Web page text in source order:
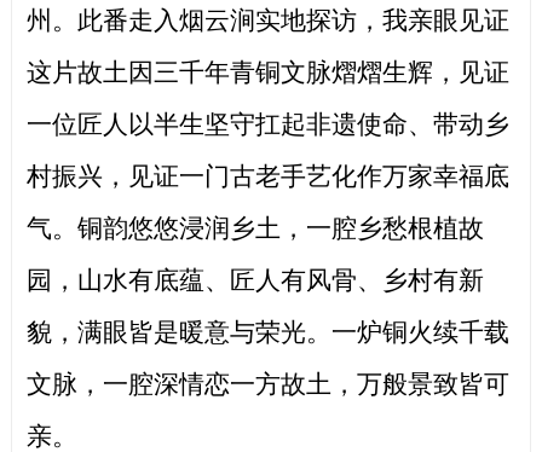
州。此番走入烟云涧实地探访，我亲眼见证
这片故土因三千年青铜文脉熠熠生辉，见证
一位匠人以半生坚守扛起非遗使命、带动乡
村振兴，见证一门古老手艺化作万家幸福底
气。铜韵悠悠浸润乡土，一腔乡愁根植故
园，山水有底蕴、匠人有风骨、乡村有新
貌，满眼皆是暖意与荣光。一炉铜火续千载
文脉，一腔深情恋一方故土，万般景致皆可
亲。